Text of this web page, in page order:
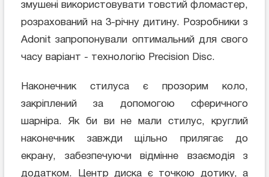
змушені використовувати товстий фломастер,
розрахований на 3-річну дитину. Розробники з
Adonit запропонували оптимальний для свого
часу варіант - технологію Precision Disc.
Наконечник стилуса є прозорим коло,
закріплений за допомогою сферичного
шарніра. Як би ви не мали стилус, круглий
наконечник завжди щільно прилягає до
екрану, забезпечуючи відмінне взаємодія з
додатком. Центр диска є точкою дотику, а